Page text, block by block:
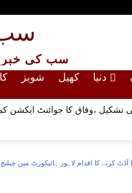
سب
سب کی خبر
دنیا کھیل شوبز
،وفاق کا جوائنٹ ایکشن
کرنے کا اقدام لاہور ہائیکورٹ میں چیلنج